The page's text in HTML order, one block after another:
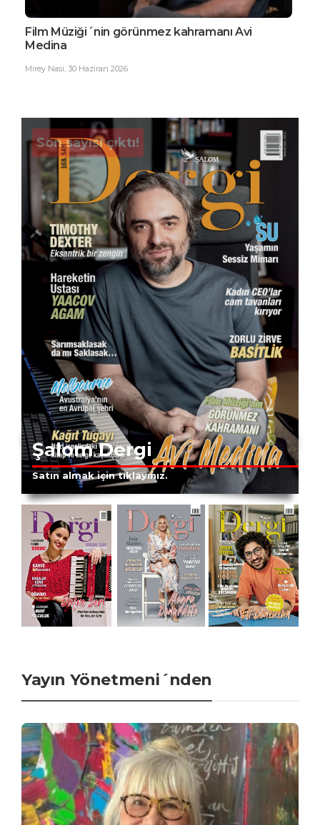
Film Müziği´nin görünmez kahramanı Avi
Medina
Mirey Nasi, 30 Haziran 2026
Son sayısı çıktı!
Şalom Dergi
Satın almak için tıklayınız.
Yayın Yönetmeni´nden